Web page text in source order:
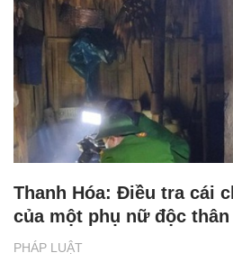
PHÁP LUẬT
Thanh Hóa: Điều tra cái
của một phụ nữ độc